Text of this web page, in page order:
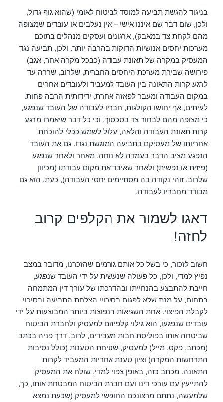
בניגוד להגשת תביעה למוסד לביטוח לאומי (שהוא גוף גדול,
ולכן, שום דבר שם איננו אישי – אין נעלבים או עובדים שמצופה
מהם לקחת צד במאבק), ארגונים ועסקים מנהלים בתוכם
מערכות יחסים אנושיות הדוקות בהרבה יותר. ולכן, תביעה נגד
המעסיק במקרה שלתאונת עבודה (כבכל מקרה אחר, אגב)
פירושה שבירת מערכת היחסים החברית, שלרוב, שררה עד
לרגע קרות התאונה בין העובד למעביד ולעובדים אחרים
במקום העבודה ומעבר לפאזה אחרת, ידידותית הרבה פחות.
לעיתים, אף יחושו הקולגות, חבריו לעבודה של העובד שנפגע,
כי מצופה מהם לבחור צד בסכסוך, וכי כל דבר שיאמרו מרגע
קרות תאונת העבודה והלאה, עלול לשמש ככלי להוכחת
אחריותו של מעסיקם בתביעה המוגשת נגדו. גם את העובד
הנפגע מציב הדבר בעמדה לא נוחה, מאחר ולאחר שנפגע
(פיזית או נפשית) ולאחר שאיבד את מקום עבודתו (מכיוון
שלרוב, זוהי נקודה בה מסתיימים יחסי העבודה), כעת, הוא גם
מבודד מחבריו לעבודה.
דאגו לשמור את הקלפים קרוב
לחזה!
חשוב לזכור, כי בשל כל אותם גורמים שהזכרנו, מדובר במצב
נפיץ למדי, ולכן, כל פעולה שנעשית על ידי העובד שנפגע,
חייבת להתבצע בהנחייתו ובהדרכתו של עורך דין המתמחה
בתחום, על מנת שלא לפגום בסיכויי הצלחת התביעה ובסיכוי
לקבלת הפיצוי. אחת השגיאות הנפוצות ביותר המבוצעות על ידי
עובדים שנפגעו, הוא גילוי קלפיהם למעסיק ולחברת הביטוח
שביטחה אותו בפוליסת חבות מעבידים, לרוב, דרך פניה בכתב
(מכתב, פקס, מייל) למעסיק, שטיחת הטענות (כולל נסיבות
התרחשות המקרה) וציון טענת אחריות המעביד לקרות
התאונה. מכתב כזה, באופן צפוי למדי, שולח את המעסיק
להתייעץ עם עורכי דינו ועם חברת הביטוח המבטחת אותו, כך,
שלמעשה, נתתם מרצונכם החופשי למעסיק (שכעת נמצא